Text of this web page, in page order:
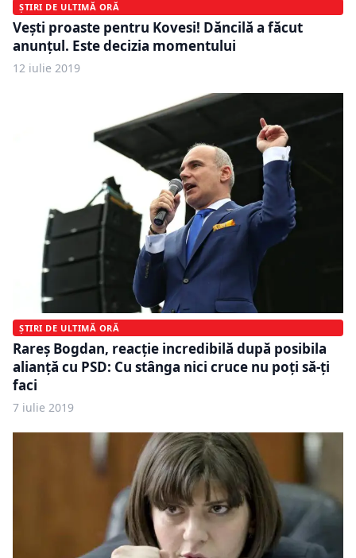
ȘTIRI DE ULTIMĂ ORĂ
Vești proaste pentru Kovesi! Dăncilă a făcut
anunțul. Este decizia momentului
12 iulie 2019
ȘTIRI DE ULTIMĂ ORĂ
Rareş Bogdan, reacţie incredibilă după posibila
alianţă cu PSD: Cu stânga nici cruce nu poți să-ţi
faci
7 iulie 2019